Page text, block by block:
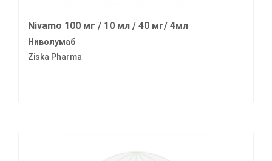
Nivamo 100 мг / 10 мл / 40 мг/ 4мл
Ниволумаб
Ziska Pharma